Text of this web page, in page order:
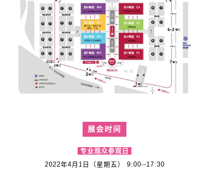
展会时间
专业观众参观日
2022年4月1日（星期五） 9:00--17:30